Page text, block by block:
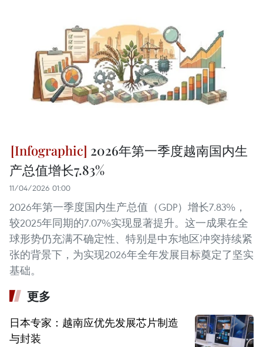
2026年第一季度越南国内生
产总值增长7.83%
11/04/2026 01:00
2026年第一季度国内生产总值（GDP）增长7.83%，
较2025年同期的7.07%实现显著提升。这一成果在全
球形势仍充满不确定性、特别是中东地区冲突持续紧
张的背景下，为实现2026年全年发展目标奠定了坚实
基础。
更多
日本专家：越南应优先发展芯片制造
与封装